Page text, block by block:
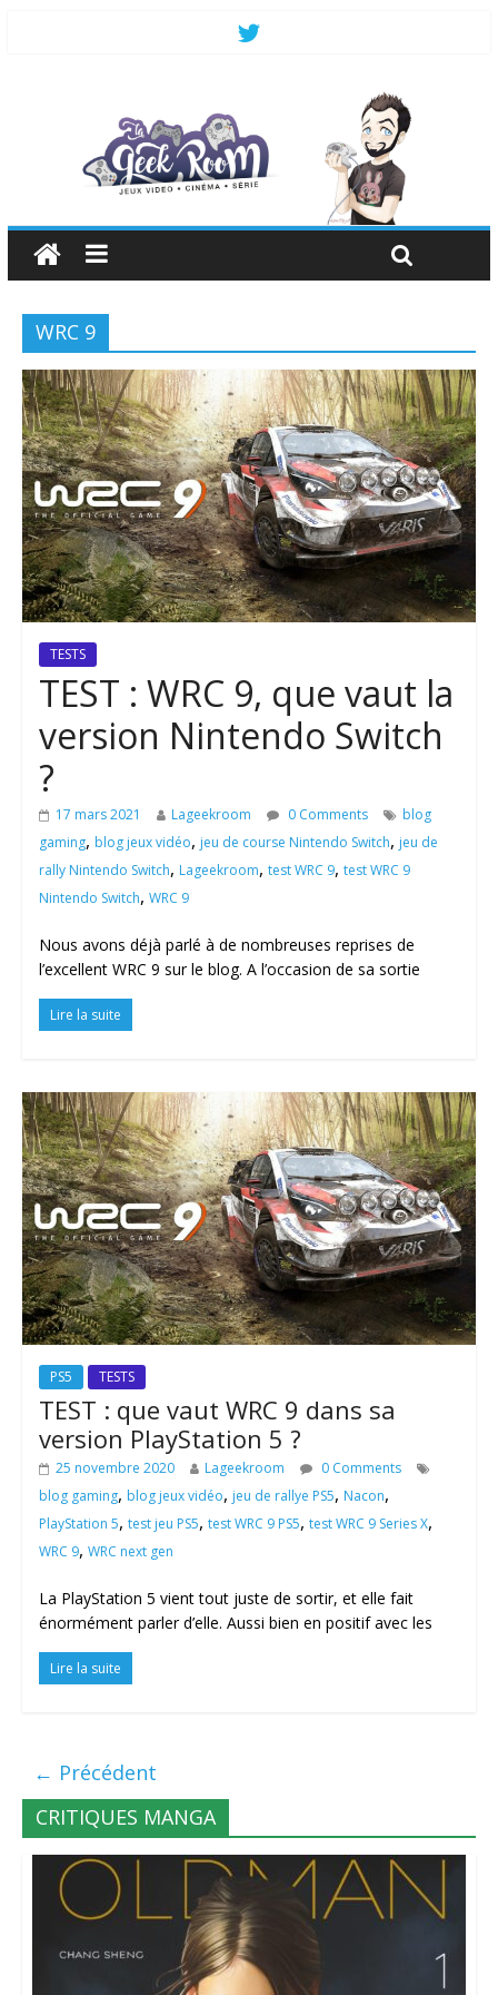
WRC 9
TESTS
TEST : WRC 9, que vaut la
version Nintendo Switch
?
17 mars 2021 Lageekroom 0 Comments
blog
gaming, blog jeux vidéo, jeu de course Nintendo Switch, jeu de
rally Nintendo Switch, Lageekroom, test WRC 9, test WRC 9
Nintendo Switch, WRC 9
Nous avons déjà parlé à de nombreuses reprises de
l’excellent WRC 9 sur le blog. A l’occasion de sa sortie
Lire la suite
PS5 TESTS
TEST : que vaut WRC 9 dans sa
version PlayStation 5 ?
25 novembre 2020 Lageekroom
0 Comments
blog gaming, blog jeux vidéo, jeu de rallye PS5, Nacon,
PlayStation 5, test jeu PS5, test WRC 9 PS5, test WRC 9 Series X,
WRC 9, WRC next gen
La PlayStation 5 vient tout juste de sortir, et elle fait
énormément parler d’elle. Aussi bien en positif avec les
Lire la suite
← Précédent
CRITIQUES MANGA